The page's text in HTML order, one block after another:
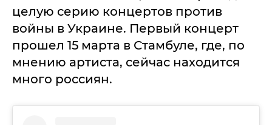
целую серию концертов против
войны в Украине. Первый концерт
прошел 15 марта в Стамбуле, где, по
мнению артиста, сейчас находится
много россиян.